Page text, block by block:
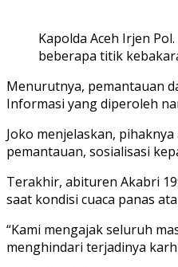
Kapolda Aceh Irjen
beberapa titik
Menurutnya, pemantauan
Informasi yang diperoleh
Joko menjelaskan,
pemantauan, sosialisasi
Terakhir, abituren Akabri
saat kondisi cuaca panas
“Kami mengajak seluruh
menghindari terjadinya